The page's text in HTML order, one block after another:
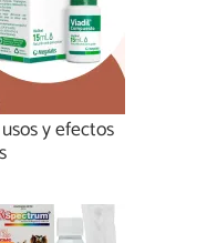
y efectos